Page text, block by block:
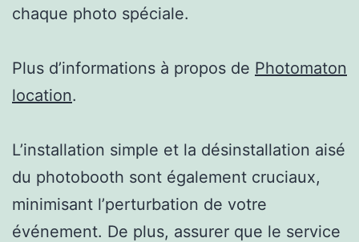
chaque photo spéciale.
Plus d’informations à propos de Photomaton
location.
L’installation simple et la désinstallation aisé
du photobooth sont également cruciaux,
minimisant l’perturbation de votre
événement. De plus, assurer que le service